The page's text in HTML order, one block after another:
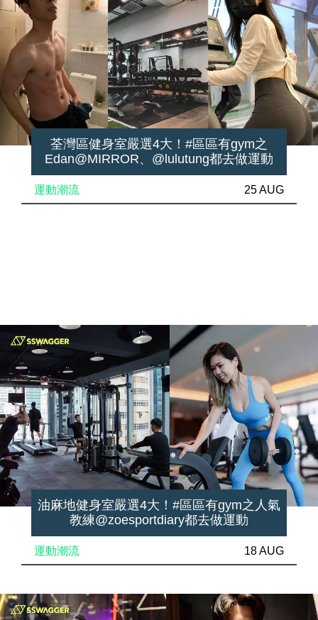
荃灣區健身室嚴選4大！#區區有gym之
Edan@MIRROR、@lulutung都去做運動
運動潮流 25 AUG
油麻地健身室嚴選4大！#區區有gym之人氣
教練@zoesportdiary都去做運動
運動潮流 18 AUG